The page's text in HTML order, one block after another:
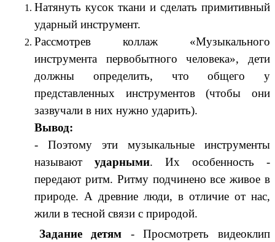
Натянуть кусок ткани и сделать примитивный
ударный инструмент.
Рассмотрев коллаж «Музыкального
инструмента первобытного человека», дети
должны определить, что общего у
представленных инструментов (чтобы они
зазвучали в них нужно ударить).
Вывод:
- Поэтому эти музыкальные инструменты
называют ударными. Их особенность -
передают ритм. Ритму подчинено все живое в
природе. А древние люди, в отличие от нас,
жили в тесной связи с природой.
детям - Просмотреть видеоклип